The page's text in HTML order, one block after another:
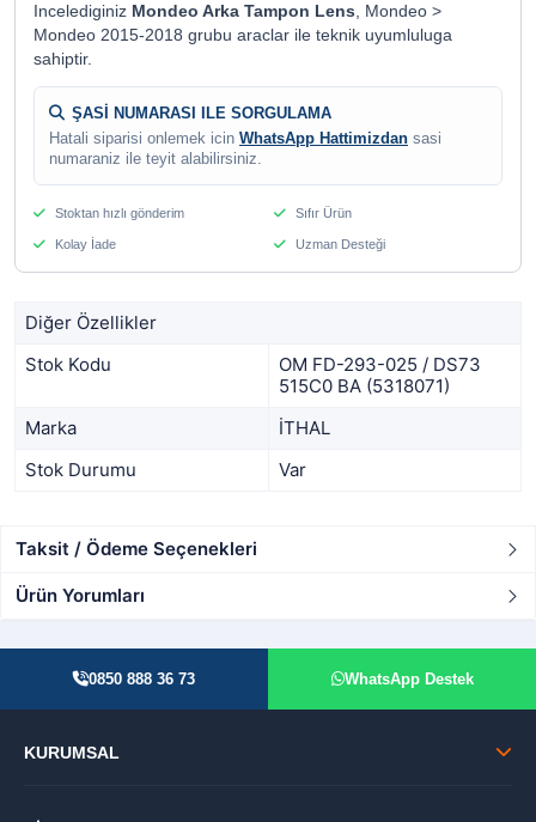
Incelediginiz Mondeo Arka Tampon Lens, Mondeo >
Mondeo 2015-2018 grubu araclar ile teknik uyumluluga
sahiptir.
ŞASİ NUMARASI ILE SORGULAMA
Hatali siparisi onlemek icin WhatsApp Hattimizdan sasi
numaraniz ile teyit alabilirsiniz.
Stoktan hızlı gönderim Sıfır Ürün
Kolay İade Uzman Desteği
Diğer Özellikler
Stok Kodu
OM FD-293-025 / DS73
515C0 BA (5318071)
Marka
İTHAL
Stok Durumu
Var
Taksit / Ödeme Seçenekleri
Ürün Yorumları
0850 888 36 73 WhatsApp Destek
KURUMSAL